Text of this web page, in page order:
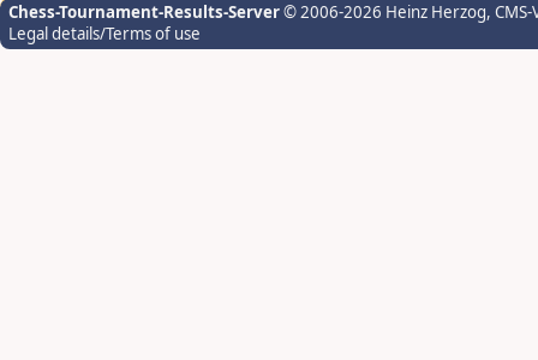
Chess-Tournament-Results-Server© 2006-2026 Heinz Herzog,
Legal details/Terms of use